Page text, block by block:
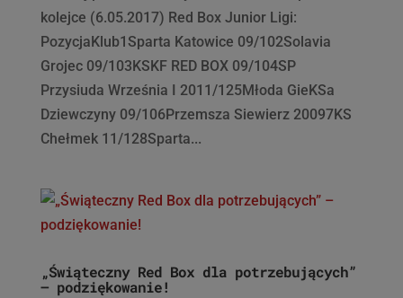
kolejce (6.05.2017) Red Box Junior Ligi:
PozycjaKlub1Sparta Katowice 09/102Solavia
Grojec 09/103KSKF RED BOX 09/104SP
Przysiuda Września I 2011/125Młoda GieKSa
Dziewczyny 09/106Przemsza Siewierz 20097KS
Chełmek 11/128Sparta...
„Świąteczny Red Box dla potrzebujących”
– podziękowanie!